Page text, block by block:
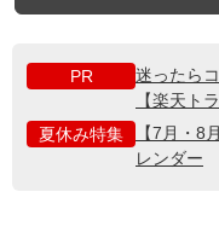
PR
迷ったら
【楽天ト
夏休み特集
【7月・8
レンダー